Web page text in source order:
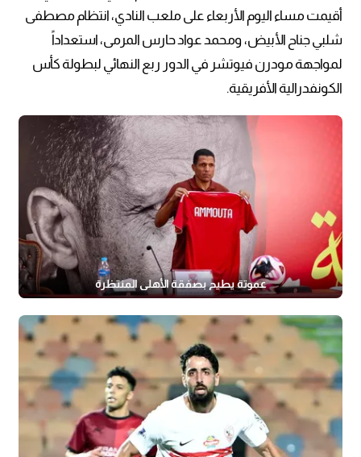
أقيمت مساء اليوم الأربعاء على ملعب النادي، انتظام مصطفى
شلبي جناح الأبيض، ومحمد عواد حارس المرمى، استعداداً
لمواجهة مودرن فيوتشر في الدور ربع النهائي لبطولة كأس
الكونفدرالية الأفريقية.
عموتة يطيح بصفقة الأهلي المنتظرة